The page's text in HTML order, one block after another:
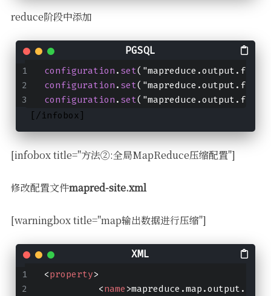
reduce阶段中添加
configuration . set
configuration . set
configuration . set
[/infobox]
[infobox title="方法②:全局MapReduce压缩配置"]
修改配置文件mapred-site.xml
[warningbox title="map输出数据进行压缩"]
<property>
<name>